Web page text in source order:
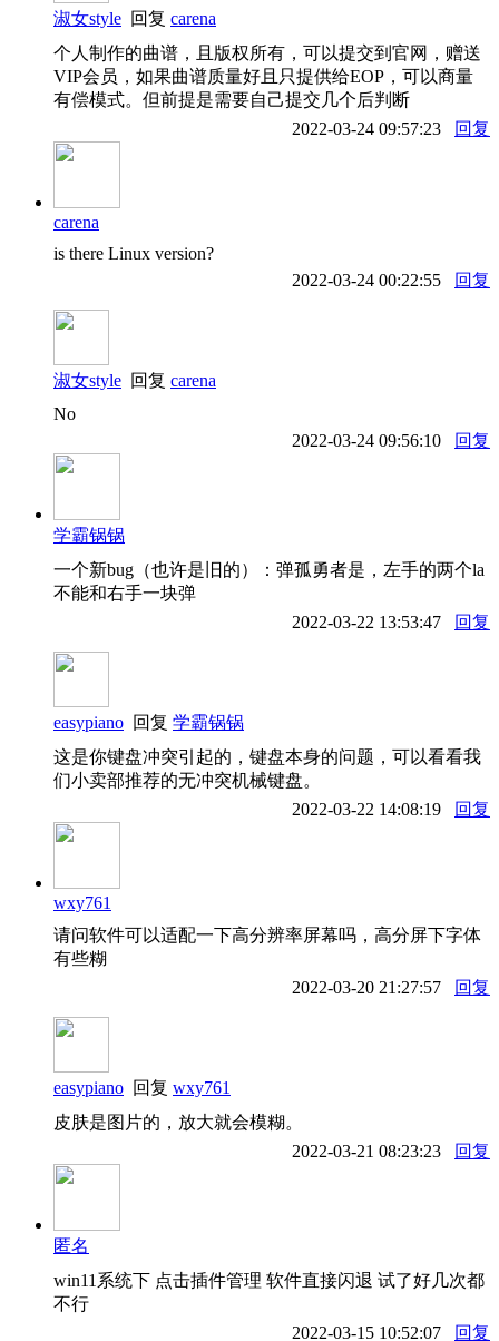
淑女style 回复 carena
个人制作的曲谱，且版权所有，可以提交到官网，赠送
VIP会员，如果曲谱质量好且只提供给EOP，可以商量
有偿模式。但前提是需要自己提交几个后判断
2022-03-24 09:57:23
回复
carena
is there Linux version?
2022-03-24 00:22:55
回复
淑女style 回复 carena
No
2022-03-24 09:56:10
回复
学霸锅锅
一个新bug（也许是旧的）：弹孤勇者是，左手的两个la
不能和右手一块弹
2022-03-22 13:53:47
回复
easypiano 回复 学霸锅锅
这是你键盘冲突引起的，键盘本身的问题，可以看看我
们小卖部推荐的无冲突机械键盘。
2022-03-22 14:08:19
回复
wxy761
请问软件可以适配一下高分辨率屏幕吗，高分屏下字体
有些糊
2022-03-20 21:27:57
回复
easypiano 回复 wxy761
皮肤是图片的，放大就会模糊。
2022-03-21 08:23:23
回复
匿名
win11系统下 点击插件管理 软件直接闪退 试了好几次都
不行
2022-03-15 10:52:07
回复